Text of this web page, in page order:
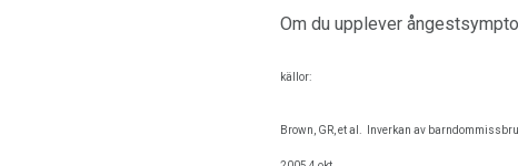
Om du upplever
källor:
Brown, GR, et al. Inverkan av